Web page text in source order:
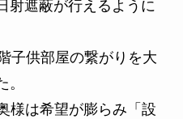
射遮蔽が行えるように
子供部屋の繋がりを大
様は希望が膨らみ「設